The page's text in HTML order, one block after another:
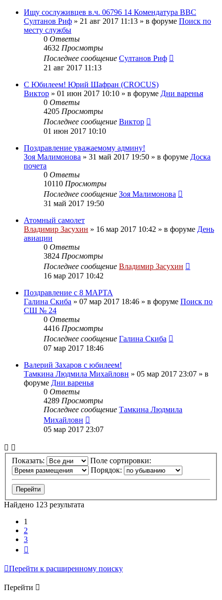
Ищу сослуживцев в.ч. 06796 14 Комендатура ВВС
Султанов Риф » 21 авг 2017 11:13 » в форуме Поиск по
месту службы
0 Ответы
4632 Просмотры
Последнее сообщение Султанов Риф
21 авг 2017 11:13
С Юбилеем! Юрий Шафран (CROCUS)
Виктор » 01 июн 2017 10:10 » в форуме Дни варенья
0 Ответы
4205 Просмотры
Последнее сообщение Виктор
01 июн 2017 10:10
Поздравление уважаемому админу!
Зоя Малимонова » 31 май 2017 19:50 » в форуме Доска
почета
0 Ответы
10110 Просмотры
Последнее сообщение Зоя Малимонова
31 май 2017 19:50
Атомный самолет
Владимир Засухин » 16 мар 2017 10:42 » в форуме День
авиации
0 Ответы
3824 Просмотры
Последнее сообщение Владимир Засухин
16 мар 2017 10:42
Поздравление с 8 МАРТА
Галина Скиба » 07 мар 2017 18:46 » в форуме Поиск по
СШ № 24
0 Ответы
4416 Просмотры
Последнее сообщение Галина Скиба
07 мар 2017 18:46
Валерий Захаров с юбилеем!
Тамкина Людмила Михайловн » 05 мар 2017 23:07 » в
форуме Дни варенья
0 Ответы
4289 Просмотры
Последнее сообщение Тамкина Людмила
Михайловн
05 мар 2017 23:07
Показать:
Поле сортировки:
Порядок:
Найдено 123 результата
1
2
3
Перейти к расширенному поиску
Перейти